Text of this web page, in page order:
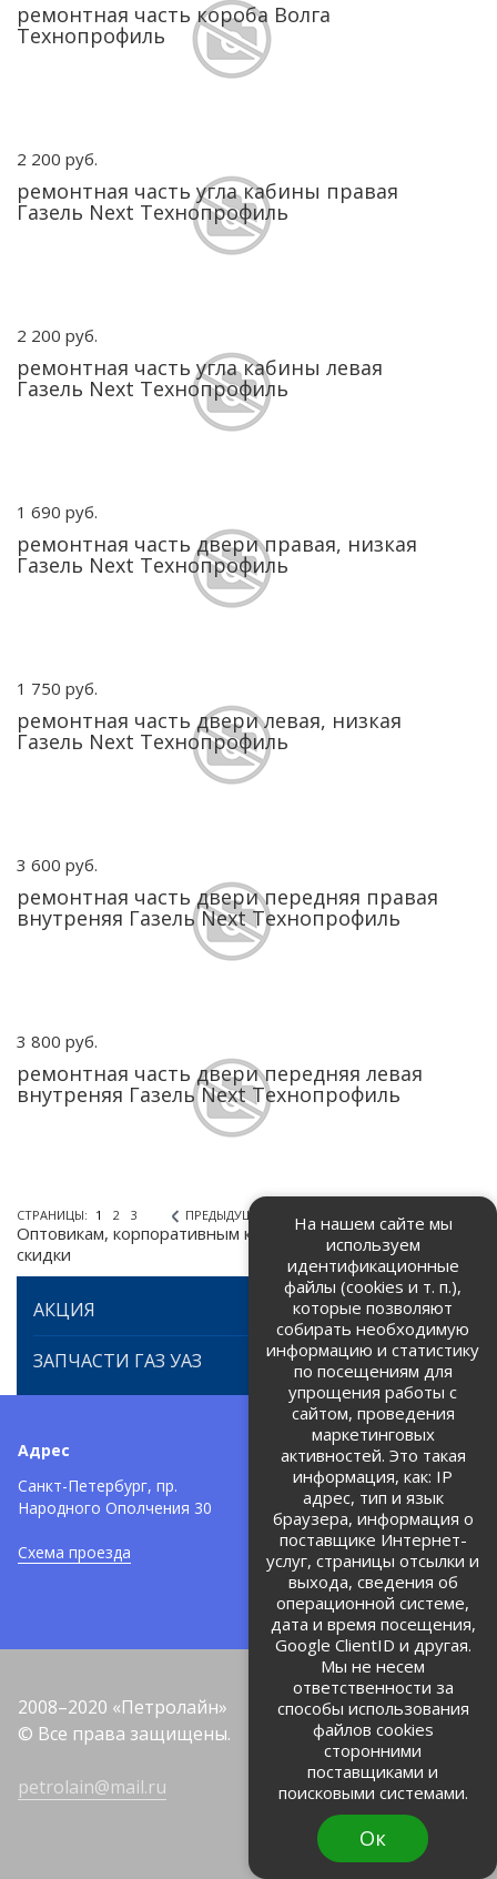
ремонтная часть короба Волга
Технопрофиль
2 200 руб.
ремонтная часть угла кабины правая
Газель Next Технопрофиль
2 200 руб.
ремонтная часть угла кабины левая
Газель Next Технопрофиль
1 690 руб.
ремонтная часть двери правая, низкая
Газель Next Технопрофиль
1 750 руб.
ремонтная часть двери левая, низкая
Газель Next Технопрофиль
3 600 руб.
ремонтная часть двери передняя правая
внутреняя Газель Next Технопрофиль
3 800 руб.
ремонтная часть двери передняя левая
внутреняя Газель Next Технопрофиль
СТРАНИЦЫ: 1 2 3 ПРЕДЫДУЩАЯ СЛЕДУЮЩАЯ
Оптовикам, корпоративным клиентам предоставляем
скидки
АКЦИЯ
ЗАПЧАСТИ ГАЗ УАЗ
Адрес
Санкт-Петербург, пр.
Народного Ополчения 30
Схема проезда
Телефоны:
+7 (812) 971-42-42
Политика об обработке и
защите персональных данных
Соглашение на обработку
персональных данных
2008–2020 «Петролайн»
© Все права защищены.
petrolain@mail.ru
На нашем сайте мы
используем
идентификационные
файлы (cookies и т. п.),
которые позволяют
собирать необходимую
информацию и статистику
по посещениям для
упрощения работы с
сайтом, проведения
маркетинговых
активностей. Это такая
информация, как: IP
адрес, тип и язык
браузера, информация о
поставщике Интернет-
услуг, страницы отсылки и
выхода, сведения об
операционной системе,
дата и время посещения,
Google ClientID и другая.
Мы не несем
ответственности за
способы использования
файлов cookies
сторонними
поставщиками и
поисковыми системами.
Ок